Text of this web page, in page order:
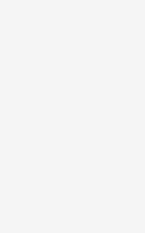
Росія атакувала Суми
торговельний центр,